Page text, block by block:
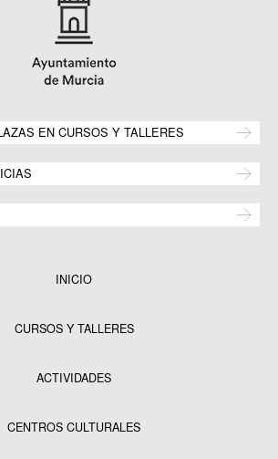
EN CURSOS Y TALLERES
INICIO
CURSOS Y TALLERES
ACTIVIDADES
CENTROS CULTURALES